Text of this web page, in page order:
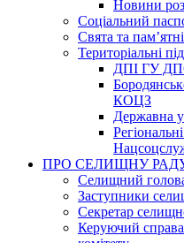
Новини
Соціальний
Свята та
Територіальні
ДПІ ГУ ДПС
КОЦЗ
Державна
ПРО СЕЛИЩНУ
Селищний
Заступники
Секретар
Керуючий